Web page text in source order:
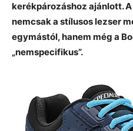
kerékpározáshoz ajánlott.
nemcsak a stílusos lezser
egymástól, hanem még a
„nemspecifikus”.